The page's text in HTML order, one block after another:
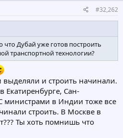
#32,262
что Дубай уже готов построить
транспортной технологии?
выделяли и строить начинали.
Сан-
министрами в Индии тоже все
строить. В Москве в
Ты хоть помнишь что